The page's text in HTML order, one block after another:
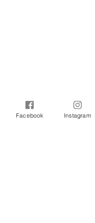
Facebook Instagram